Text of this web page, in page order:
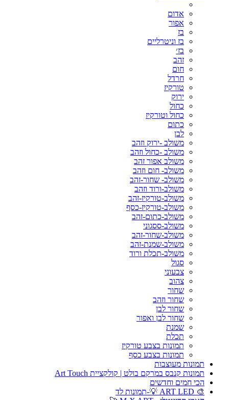
אדום
אפור
בז
בז וניטרליים
בז׳
זהב
חום
חרדל
טורקיז
ירוק
כחול
כחול וטורקיז
כתום
לבן
משולב -ירוק וזהב
משולב -כחול וזהב
משולב אפור זהב
משולב- חום וזהב
משולב- שחור-זהב
משולב-ורוד וזהב
משולב-טורקיז-זהב
משולב-טורקיז-כסף
משולב-כתום-זהב
משולב-ססגוני
משולב-שחור-זהב
משולב-שמנת-זהב
משולב-תכלת ורוד
סגול
צבעוני
צהוב
שחור
שחור וזהב
שחור לבן
שחור לבן ואפור
שמנת
תכלת
תמונות בצבע טורקיז
תמונות בצבע כסף
תמונות מעוצבות
תמונות קנבס במרקם בולט | קולקציית Art Touch
הכי חמים וחדשים
🎨 ART LED 💡-תמונות לד